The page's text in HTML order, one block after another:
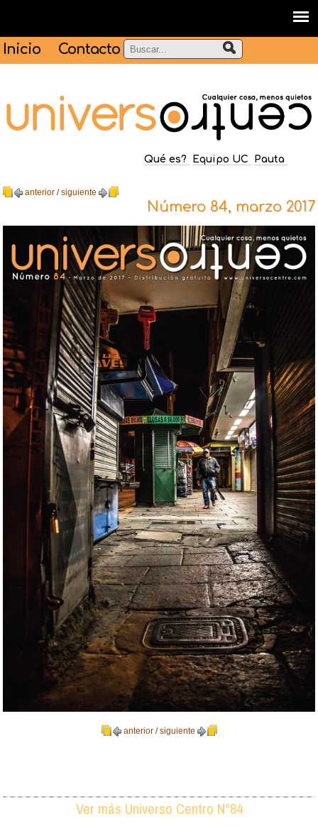
Inicio Contacto
Qué es? Equipo UC Pauta
anterior /siguiente
Número 84, marzo 2017
anterior/siguiente
Ver más Universo Centro N°84